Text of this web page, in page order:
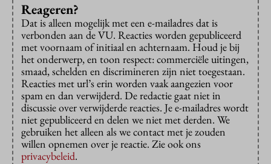
Reageren?
Dat is alleen mogelijk met een e-mailadres dat is
verbonden aan de VU. Reacties worden gepubliceerd
met voornaam of initiaal en achternaam. Houd je bij
het onderwerp, en toon respect: commerciële uitingen,
smaad, schelden en discrimineren zijn niet toegestaan.
Reacties met url’s erin worden vaak aangezien voor
spam en dan verwijderd. De redactie gaat niet in
discussie over verwijderde reacties. Je e-mailadres wordt
niet gepubliceerd en delen we niet met derden. We
gebruiken het alleen als we contact met je zouden
willen opnemen over je reactie. Zie ook ons
privacybeleid.